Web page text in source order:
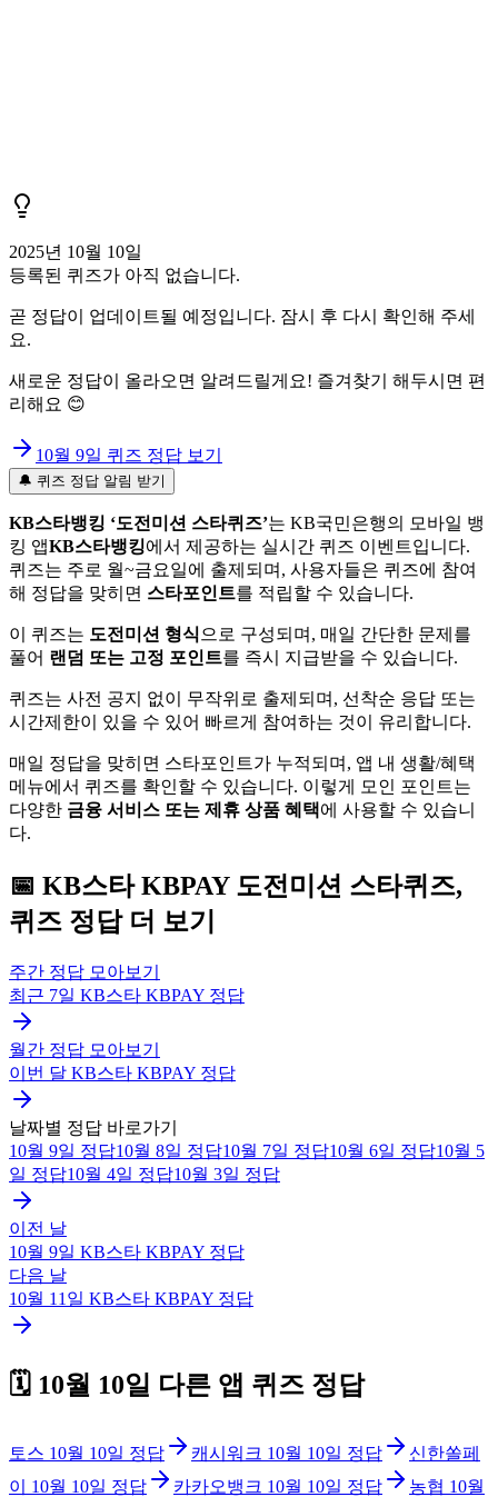
2025년 10월 10일
등록된 퀴즈가 아직 없습니다.
곧 정답이 업데이트될 예정입니다. 잠시 후 다시 확인해 주세
요.
새로운 정답이 올라오면 알려드릴게요! 즐겨찾기 해두시면 편
리해요 😊
10월 9일 퀴즈 정답 보기
🔔 퀴즈 정답 알림 받기
KB스타뱅킹 ‘도전미션 스타퀴즈’는 KB국민은행의 모바일 뱅
킹 앱KB스타뱅킹에서 제공하는 실시간 퀴즈 이벤트입니다.
퀴즈는 주로 월~금요일에 출제되며, 사용자들은 퀴즈에 참여
해 정답을 맞히면 스타포인트를 적립할 수 있습니다.
이 퀴즈는 도전미션 형식 으로 구성되며, 매일 간단한 문제를
풀어 랜덤 또는 고정 포인트를 즉시 지급받을 수 있습니다.
퀴즈는 사전 공지 없이 무작위로 출제되며, 선착순 응답 또는
시간제한이 있을 수 있어 빠르게 참여하는 것이 유리합니다.
매일 정답을 맞히면 스타포인트가 누적되며, 앱 내 생활/혜택
메뉴에서 퀴즈를 확인할 수 있습니다. 이렇게 모인 포인트는
다양한 금융 서비스 또는 제휴 상품 혜택에 사용할 수 있습니
다.
📅 KB스타 KBPAY 도전미션 스타퀴즈,
퀴즈 정답 더 보기
주간 정답 모아보기
최근 7일 KB스타 KBPAY 정답
월간 정답 모아보기
이번 달 KB스타 KBPAY 정답
날짜별 정답 바로가기
10월 9일 정답10월 8일 정답10월 7일 정답10월 6일 정답10월 5
일 정답10월 4일 정답10월 3일 정답
이전 날
10월 9일 KB스타 KBPAY 정답
다음 날
10월 11일 KB스타 KBPAY 정답
🗓️ 10월 10일 다른 앱 퀴즈 정답
토스 10월 10일 정답 캐시워크 10월 10일 정답
신한쏠페
이
10월 10일 정답 카카오뱅크 10월 10일 정답 농협 10월